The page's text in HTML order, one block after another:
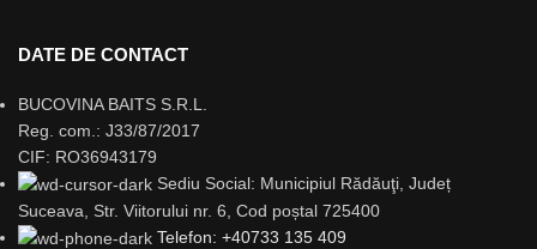
DATE DE CONTACT
BUCOVINA BAITS S.R.L.
Reg. com.: J33/87/2017
CIF: RO36943179
Sediu Social: Municipiul Rădăuţi, Județ
Suceava, Str. Viitorului nr. 6, Cod poștal 725400
Telefon: +40733 135 409